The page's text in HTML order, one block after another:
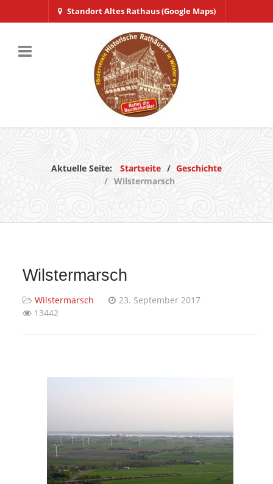
Standort Altes Rathaus (Google Maps)
Aktuelle Seite: Startseite
Geschichte
Wilstermarsch
Wilstermarsch
Wilstermarsch
23. September 2017
13442